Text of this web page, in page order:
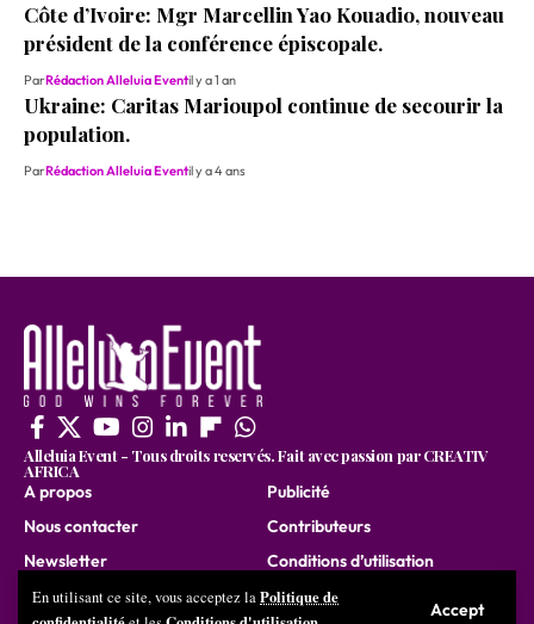
En utilisant ce site, vous acceptez laPolitique de
Accept
Côte d’Ivoire: Mgr Marcellin Yao Kouadio, nouveau
président de la conférence épiscopale.
ParRédaction Alleluia Eventil y a 1 an
Ukraine: Caritas Marioupol continue de secourir la
population.
ParRédaction Alleluia Eventil y a 4 ans
Alleluia Event - Tous droits reservés. Fait avec passion par CREATIV
AFRICA
A propos
Nous contacter
Newsletter
Nous rejoindre
Publicité
Contributeurs
Conditions d’utilisation